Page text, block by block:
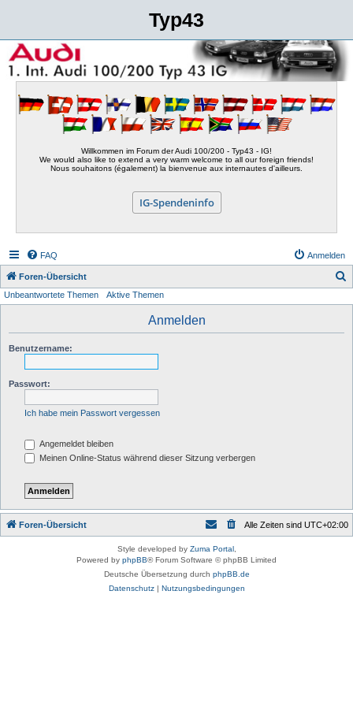
Typ43
Willkommen im Forum der Audi 100/200 - Typ43 - IG!
We would also like to extend a very warm welcome to all our foreign friends!
Nous souhaitons (également) la bienvenue aux internautes d'ailleurs.
IG-Spendeninfo
FAQ Anmelden
Foren-Übersicht
Unbeantwortete Themen Aktive Themen
Anmelden
Benutzername:
Passwort:
Ich habe mein Passwort vergessen
Angemeldet bleiben
Meinen Online-Status während dieser Sitzung verbergen
Foren-Übersicht Alle Zeiten sind UTC+02:00
Style developed by Zuma Portal,
Powered by phpBB® Forum Software © phpBB Limited
Deutsche Übersetzung durch phpBB.de
Datenschutz| Nutzungsbedingungen